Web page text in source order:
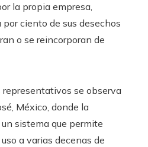
la propia empresa,
ciento de sus desechos
o se reincorporan de
representativos se observa
México, donde la
sistema que permite
a varias decenas de